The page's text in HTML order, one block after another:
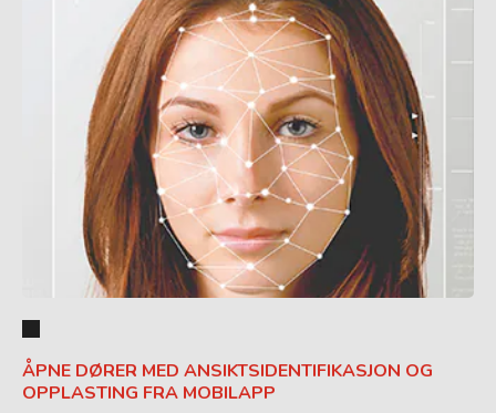
ÅPNE DØRER MED ANSIKTSIDENTIFIKASJON OG
OPPLASTING FRA MOBILAPP